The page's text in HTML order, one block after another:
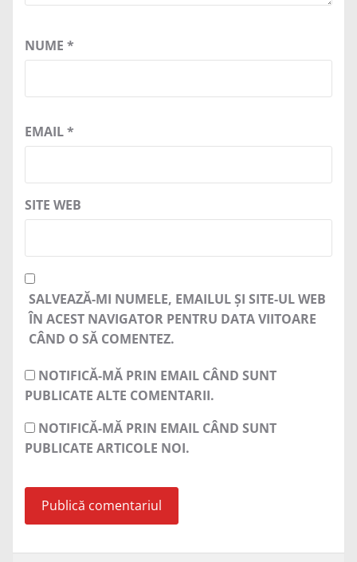
NUME *
EMAIL*
SITE WEB
SALVEAZĂ-MI NUMELE, EMAILUL ȘI SITE-UL WEB
ÎN ACEST NAVIGATOR PENTRU DATA VIITOARE
CÂND O SĂ COMENTEZ.
NOTIFICĂ-MĂ PRIN EMAIL CÂND SUNT
PUBLICATE ALTE COMENTARII.
NOTIFICĂ-MĂ PRIN EMAIL CÂND SUNT
PUBLICATE ARTICOLE NOI.